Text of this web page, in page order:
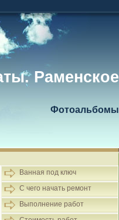
Раменское
Фотоальбомы
Ванная под ключ
С чего начать ремонт
Выполнение работ